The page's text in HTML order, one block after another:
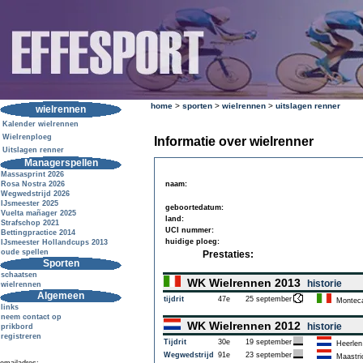
wielrennen
Kalender wielrennen
Wielrenploeg
Uitslagen renner
Managerspellen
Massasprint 2026
Rosa Nostra 2026
Wegwedstrijd 2026
IJsmeester 2025
Vuelta mañager 2025
Strafschop 2021
Bettingpractice 2014
IJsmeester Hollandcups 2013
oude spellen
Sporten
schaatsen
wielrennen
Algemeen
links
neem contact op
prikbord
registreren
home > sporten > wielrennen > uitslagen renner
Informatie over wielrenner
naam:
geboortedatum:
land:
UCI nummer:
huidige ploeg:
Prestaties:
WK Wielrennen 2013 historie
tijdrit 47e 25 september
WK Wielrennen 2012 historie
Tijdrit 30e 19 september
Heerlen
Wegwedstrijd
91e 23 september